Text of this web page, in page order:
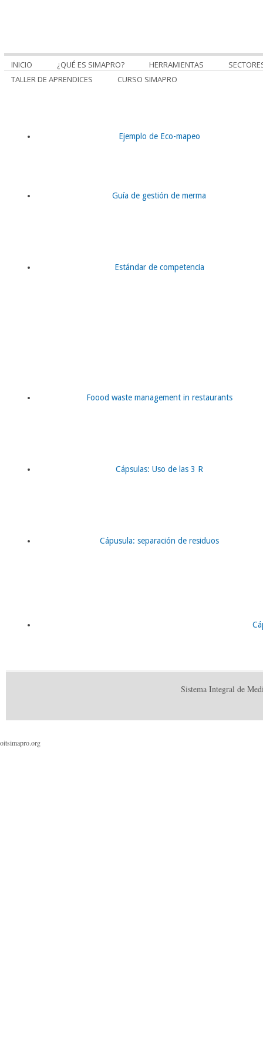
INICIO ¿QUÉ ES SIMAPRO? HERRAMIENTAS
TALLER DE APRENDICES
CURSO SIMAPRO
Ejemplo de Eco-mapeo
Guía de gestión de merma
Estándar de competencia
Foood waste management in restaurants
Cápsulas: Uso de las 3 R
Cápusula: separación de residuos
Sistema Integral de
oitsimapro.org